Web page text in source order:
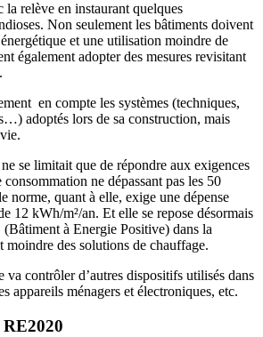
relève en instaurant quelques
Non seulement les bâtiments doivent
et une utilisation moindre de
également adopter des mesures revisitant
en compte les systèmes (techniques,
adoptés lors de sa construction, mais
se limitait que de répondre aux exigences
ne dépassant pas les 50
norme, quant à elle, exige une dépense
12 kWh/m²/an. Et elle se repose désormais
à Energie Positive) dans la
moindre des solutions de chauffage.
contrôler d’autres dispositifs utilisés dans
appareils ménagers et électroniques, etc.